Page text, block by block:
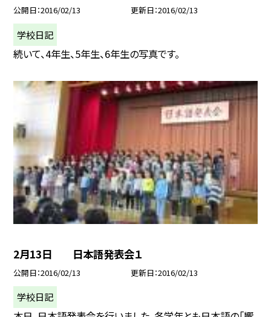
公開日 2016/02/13 更新日 2016/02/13
学校日記
続いて、4年生、5年生、6年生の写真です。
2月13日 日本語発表会１
公開日 2016/02/13 更新日 2016/02/13
学校日記